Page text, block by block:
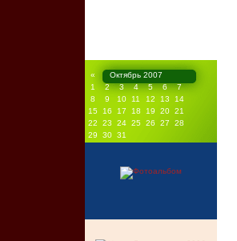
«
Октябрь 2007
1
2 3 4 5 6
7
8
9 10 11 12 13
14
15
16 17 18 19 20 21
22
23 24 25 26 27
28
29
30 31